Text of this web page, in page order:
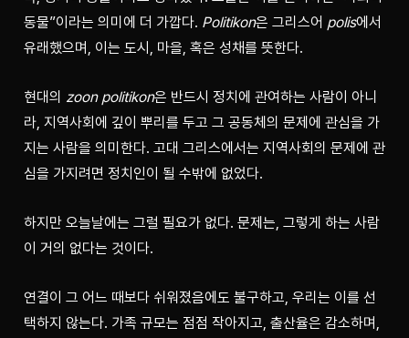
동물”이라는 의미에 더 가깝다. Politikon은 그리스어 polis에서
유래했으며, 이는 도시, 마을, 혹은 성채를 뜻한다.
현대의 zoon politikon은 반드시 정치에 관여하는 사람이 아니
라, 지역사회에 깊이 뿌리를 두고 그 공동체의 문제에 관심을 가
지는 사람을 의미한다. 고대 그리스에서는 지역사회의 문제에 관
심을 가지려면 정치인이 될 수밖에 없었다.
하지만 오늘날에는 그럴 필요가 없다. 문제는, 그렇게 하는 사람
이 거의 없다는 것이다.
연결이 그 어느 때보다 쉬워졌음에도 불구하고, 우리는 이를 선
택하지 않는다. 가족 규모는 점점 작아지고, 출산율은 감소하며,